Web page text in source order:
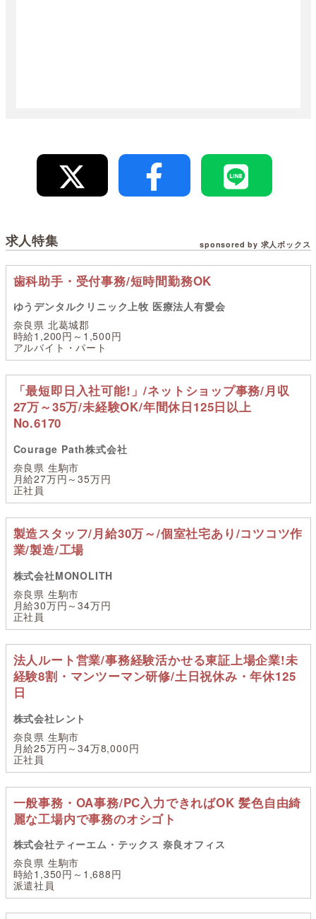
求人特集 sponsored by 求人ボックス
歯科助手・受付事務/短時間勤務OK
ゆうデンタルクリニック上牧 医療法人有愛会
奈良県 北葛城郡
時給1,200円～1,500円
アルバイト・パート
「最短即日入社可能!」/ネットショップ事務/月収
27万～35万/未経験OK/年間休日125日以上
No.6170
Courage Path株式会社
奈良県 生駒市
月給27万円～35万円
正社員
製造スタッフ/月給30万～/個室社宅あり/コツコツ作
業/製造/工場
株式会社MONOLITH
奈良県 生駒市
月給30万円～34万円
正社員
法人ルート営業/事務経験活かせる東証上場企業!未
経験8割・マンツーマン研修/土日祝休み・年休125
日
株式会社レント
奈良県 生駒市
月給25万円～34万8,000円
正社員
一般事務・OA事務/PC入力できればOK 髪色自由綺
麗な工場内で事務のオシゴト
株式会社ティーエム・テックス 奈良オフィス
奈良県 生駒市
時給1,350円～1,688円
派遣社員